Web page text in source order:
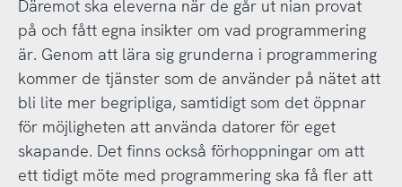
Däremot ska eleverna när de går ut nian provat
på och fått egna insikter om vad programmering
är. Genom att lära sig grunderna i programmering
kommer de tjänster som de använder på nätet att
bli lite mer begripliga, samtidigt som det öppnar
för möjligheten att använda datorer för eget
skapande. Det finns också förhoppningar om att
ett tidigt möte med programmering ska få fler att